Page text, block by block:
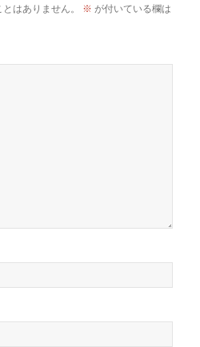
はありません。 ※ が付いている欄は